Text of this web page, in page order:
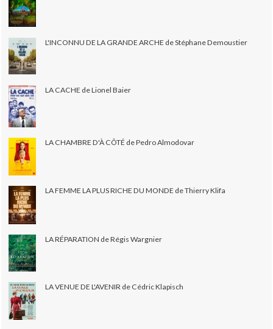
L'INCONNU DE LA GRANDE ARCHE de Stéphane Demoustier
LA CACHE de Lionel Baier
LA CHAMBRE D'À CÔTÉ de Pedro Almodovar
LA FEMME LA PLUS RICHE DU MONDE de Thierry Klifa
LA RÉPARATION de Régis Wargnier
LA VENUE DE L'AVENIR de Cédric Klapisch